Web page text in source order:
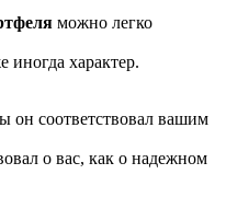
можно легко
иногда характер.
он соответствовал вашим
о вас, как о надежном